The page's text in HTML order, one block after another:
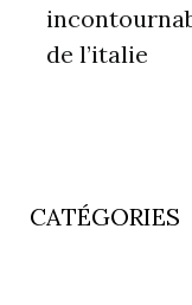
de l’italie
CATÉGORIES